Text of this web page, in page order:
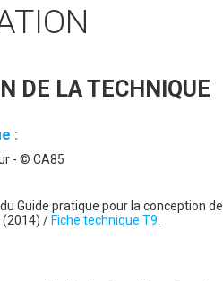
DE LA TECHNIQUE
:
- © CA85
Guide pratique pour la conception
(2014) /Fiche technique T9